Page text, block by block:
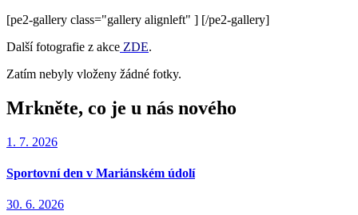
[pe2-gallery class="gallery alignleft" ] [/pe2-gallery]
Další fotografie z akce ZDE.
Zatím nebyly vloženy žádné fotky.
Mrkněte, co je u nás nového
1. 7. 2026
Sportovní den v Mariánském údolí
30. 6. 2026